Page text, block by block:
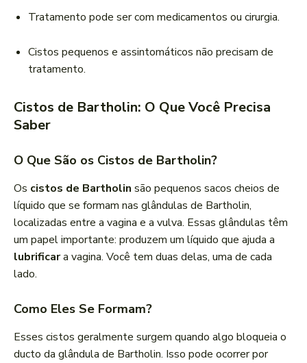
Tratamento pode ser com medicamentos ou cirurgia.
Cistos pequenos e assintomáticos não precisam de
tratamento.
Cistos de Bartholin: O Que Você Precisa
Saber
O Que São os Cistos de Bartholin?
Os cistos de Bartholin são pequenos sacos cheios de
líquido que se formam nas glândulas de Bartholin,
localizadas entre a vagina e a vulva. Essas glândulas têm
um papel importante: produzem um líquido que ajuda a
lubrificara vagina. Você tem duas delas, uma de cada
lado.
Como Eles Se Formam?
Esses cistos geralmente surgem quando algo bloqueia o
ducto da glândula de Bartholin. Isso pode ocorrer por